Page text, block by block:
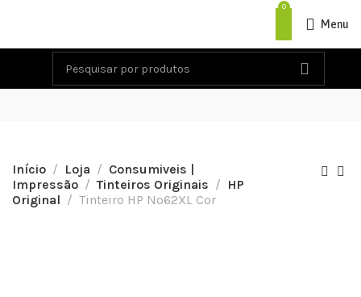
0
Menu
Início Loja
Consumiveis |
Impressão
Tinteiros Originais
HP
Original
Tinteiro HP Nº62XL Cor